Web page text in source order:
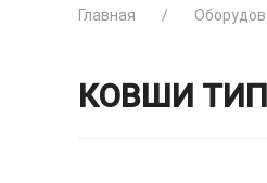
Главная
КОВШИ